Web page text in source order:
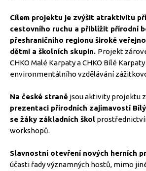
Cílem projektu je zvýšit atraktivitu
cestovního ruchu a přiblížit přírodní
přeshraničního regionu široké
dětmi a školních skupin. Projekt
CHKO Malé Karpaty a CHKO Bílé
environmentálního vzdělávání
Na české straně jsou aktivity projektu
prezentaci přírodních zajímavostí
se žáky základních škol
workshopů.
Slavnostní otevření nových herních
účasti řady významných hostů, mimo